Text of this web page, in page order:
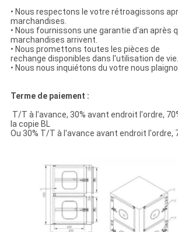
• Nous respectons le votre rétroagissons
marchandises.
• Nous fournissons une garantie d'an après
marchandises arrivent.
• Nous promettons toutes les pièces de
rechange disponibles dans l'utilisation de vie.
• Nous nous inquiétons du votre nous
Terme de paiement :
T/T à l'avance, 30% avant endroit l'ordre,
la copie BL
Ou 30% T/T à l'avance avant endroit l'ordre,